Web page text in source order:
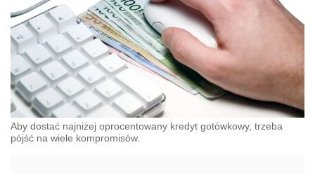
Aby dostać najniżej oprocentowany kredyt gotówkowy, trzeba
pójść na wiele kompromisów.